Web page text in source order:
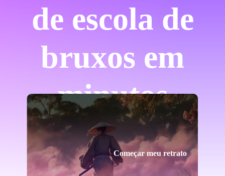
de escola de
bruxos em
minutos
Começar meu retrato